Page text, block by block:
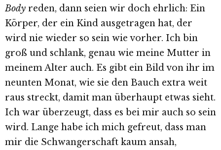
Body reden, dann seien wir doch ehrlich: Ein
Körper, der ein Kind ausgetragen hat, der
wird nie wieder so sein wie vorher. Ich bin
groß und schlank, genau wie meine Mutter in
meinem Alter auch. Es gibt ein Bild von ihr im
neunten Monat, wie sie den Bauch extra weit
raus streckt, damit man überhaupt etwas sieht.
Ich war überzeugt, dass es bei mir auch so sein
wird. Lange habe ich mich gefreut, dass man
mir die Schwangerschaft kaum ansah,